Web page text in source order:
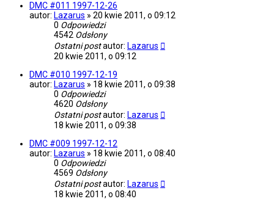
DMC #011 1997-12-26
autor: Lazarus » 20 kwie 2011, o 09:12
0 Odpowiedzi
4542 Odsłony
Ostatni postautor: Lazarus
20 kwie 2011, o 09:12
DMC #010 1997-12-19
autor: Lazarus » 18 kwie 2011, o 09:38
0 Odpowiedzi
4620 Odsłony
Ostatni postautor: Lazarus
18 kwie 2011, o 09:38
DMC #009 1997-12-12
autor: Lazarus » 18 kwie 2011, o 08:40
0 Odpowiedzi
4569 Odsłony
Ostatni postautor: Lazarus
18 kwie 2011, o 08:40